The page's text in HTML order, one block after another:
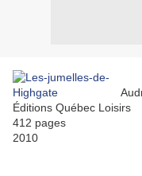
Éditions Québec Loisirs
412 pages
2010